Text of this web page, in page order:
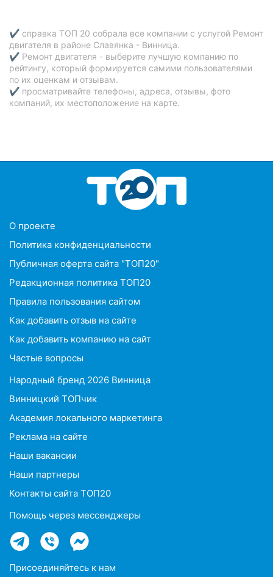
✔ справка ТОП 20 собрала все компании с услугой Ремонт
двигателя в районе Славянка - Винница.
✔ Ремонт двигателя - выберите лучшую компанию по
рейтингу, который формируется самими пользователями
по их оценкам и отзывам.
✔ просматривайте телефоны, адреса, отзывы, фото
компаний, их местоположение на карте.
O проекте
Политика конфиденциальности
Публичная оферта сайта "ТОП20"
Редакционная политика ТОП20
Правила пользования сайтом
Как добавить отзыв на сайте
Как добавить компанию на сайт
Частые вопросы
Народный бренд 2026 Винница
Винницкий ТОПчик
Академия локального маркетинга
Реклама на сайте
Наши вакансии
Наши партнеры
Контакты сайта ТОП20
Помощь через мессенджеры
Присоединяйтесь к нам